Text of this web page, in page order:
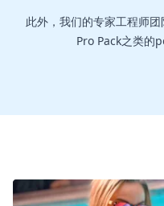
此外，我们的专家工程师
Pro Pack之类的